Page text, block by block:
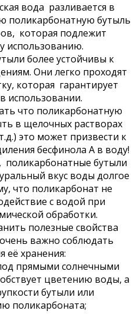
вода разливается в
поликарбонатную бутыль
которая подлежит
использованию.
более устойчивы к
Они легко проходят
которая гарантирует
использовании.
что поликарбонатную
в щелочных растворах
это может призвести к
бесфинола А в воду!
бутыли
вкус воды долгое
что поликарбонат не
с водой при
обработки.
полезные свойства
важно соблюдать
её хранения:
прямыми солнечными
цветению воды, а
бутыли или
поликарбоната;